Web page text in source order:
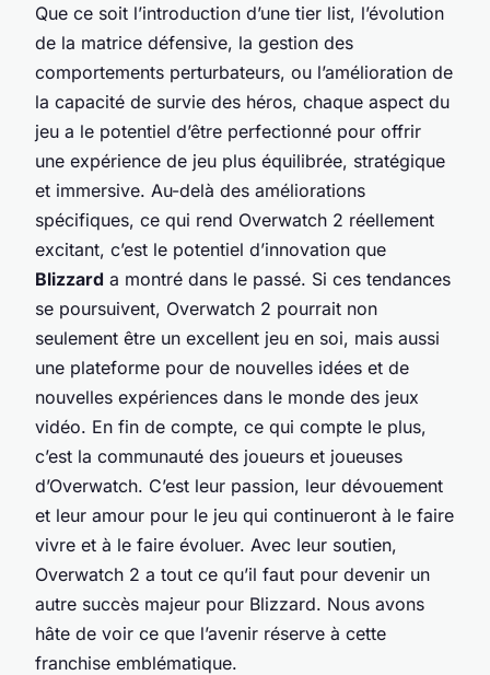
Que ce soit l’introduction d’une tier list, l’évolution
de la matrice défensive, la gestion des
comportements perturbateurs, ou l’amélioration de
la capacité de survie des héros, chaque aspect du
jeu a le potentiel d’être perfectionné pour offrir
une expérience de jeu plus équilibrée, stratégique
et immersive. Au-delà des améliorations
spécifiques, ce qui rend Overwatch 2 réellement
excitant, c’est le potentiel d’innovation que
Blizzard a montré dans le passé. Si ces tendances
se poursuivent, Overwatch 2 pourrait non
seulement être un excellent jeu en soi, mais aussi
une plateforme pour de nouvelles idées et de
nouvelles expériences dans le monde des jeux
vidéo. En fin de compte, ce qui compte le plus,
c’est la communauté des joueurs et joueuses
d’Overwatch. C’est leur passion, leur dévouement
et leur amour pour le jeu qui continueront à le faire
vivre et à le faire évoluer. Avec leur soutien,
Overwatch 2 a tout ce qu’il faut pour devenir un
autre succès majeur pour Blizzard. Nous avons
hâte de voir ce que l’avenir réserve à cette
franchise emblématique.